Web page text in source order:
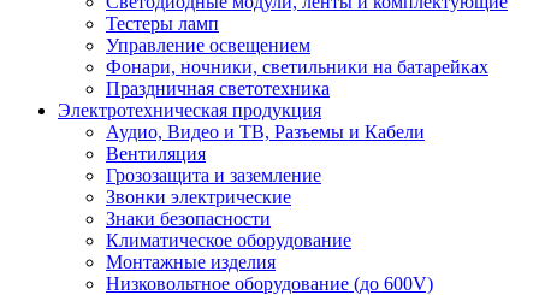
Тестеры ламп
Управление освещением
Фонари, ночники, светильники на батарейках
Праздничная светотехника
Электротехническая продукция
Аудио, Видео и ТВ, Разъемы и Кабели
Вентиляция
Грозозащита и заземление
Звонки электрические
Знаки безопасности
Климатическое оборудование
Монтажные изделия
Низковольтное оборудование (до 600V)